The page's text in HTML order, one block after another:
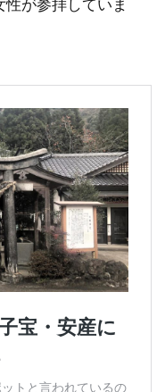
が参拝していま